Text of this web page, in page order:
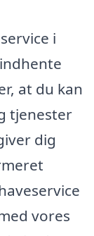
i
at du kan
tjenester
dig
vores